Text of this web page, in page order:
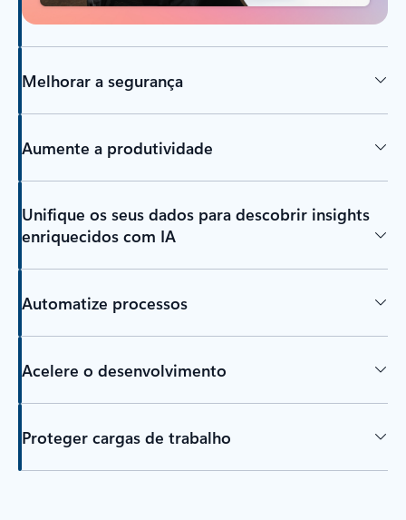
Melhorar a segurança
Aumente a produtividade
Unifique os seus dados para descobrir insights
enriquecidos com IA
Automatize processos
Acelere o desenvolvimento
Proteger cargas de trabalho